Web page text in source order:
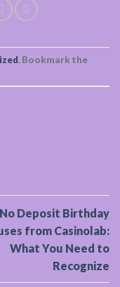
. Bookmark the
No Deposit Birthday
from Casinolab:
What You Need to
Recognize